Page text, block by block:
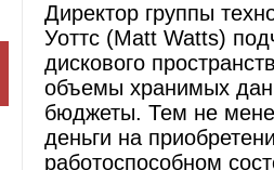
Директор группы
Уоттс (Matt Watts)
дискового
объемы хранимых
бюджеты. Тем не
деньги на
работоспособном